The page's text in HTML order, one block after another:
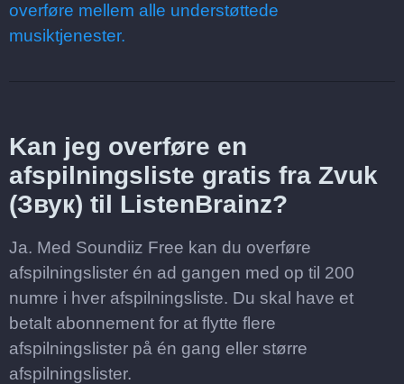
overføre mellem alle understøttede
musiktjenester.
Kan jeg overføre en
afspilningsliste gratis fra Zvuk
(Звук) til ListenBrainz?
Ja. Med Soundiiz Free kan du overføre
afspilningslister én ad gangen med op til 200
numre i hver afspilningsliste. Du skal have et
betalt abonnement for at flytte flere
afspilningslister på én gang eller større
afspilningslister.